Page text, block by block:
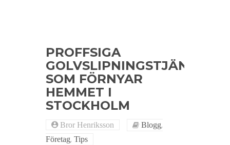
PROFFSIGA
GOLVSLIPNINGSTJÄNSTER
SOM FÖRNYAR
HEMMET I
STOCKHOLM
Bror Henriksson Blogg,
Företag, Tips